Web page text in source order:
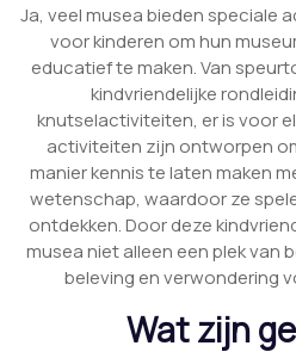
Ja, veel musea bieden speciale
voor kinderen om hun
educatief te maken. Van
kindvriendelijke
knutselactiviteiten, er is voor
activiteiten zijn ontworpen
manier kennis te laten maken
wetenschap, waardoor ze
ontdekken. Door deze
musea niet alleen een plek van
beleving en verwondering
Wat zijn